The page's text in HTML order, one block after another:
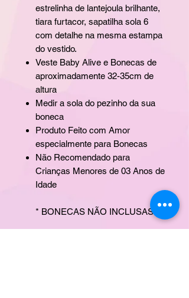
estrelinha de lantejoula brilhante,
tiara furtacor, sapatilha sola 6
com detalhe na mesma estampa
do vestido.
Veste Baby Alive e Bonecas de
aproximadamente 32-35cm de
altura
Medir a sola do pezinho da sua
boneca
Produto Feito com Amor
especialmente para Bonecas
Não Recomendado para
Crianças Menores de 03 Anos de
Idade
* BONECAS NÃO INCLUSAS